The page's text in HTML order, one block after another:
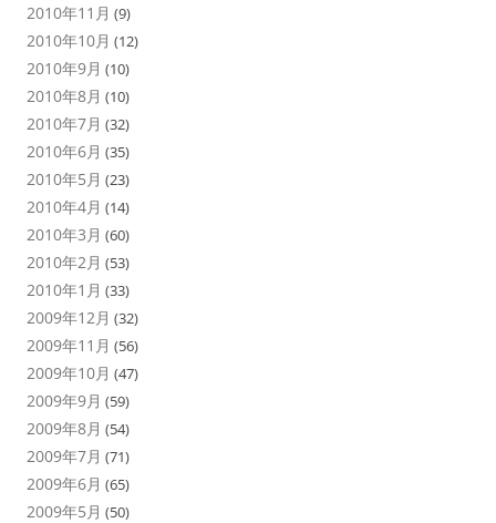
2010年11月 (9)
2010年10月 (12)
2010年9月 (10)
2010年8月 (10)
2010年7月 (32)
2010年6月 (35)
2010年5月 (23)
2010年4月 (14)
2010年3月 (60)
2010年2月 (53)
2010年1月 (33)
2009年12月 (32)
2009年11月 (56)
2009年10月 (47)
2009年9月 (59)
2009年8月 (54)
2009年7月 (71)
2009年6月 (65)
2009年5月 (50)